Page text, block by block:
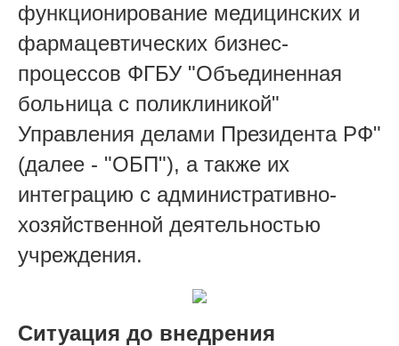
функционирование медицинских и
фармацевтических бизнес-
процессов ФГБУ "Объединенная
больница c поликлиникой"
Управления делами Президента РФ"
(далее - "ОБП"), а также их
интеграцию с административно-
хозяйственной деятельностью
учреждения.
Ситуация до внедрения